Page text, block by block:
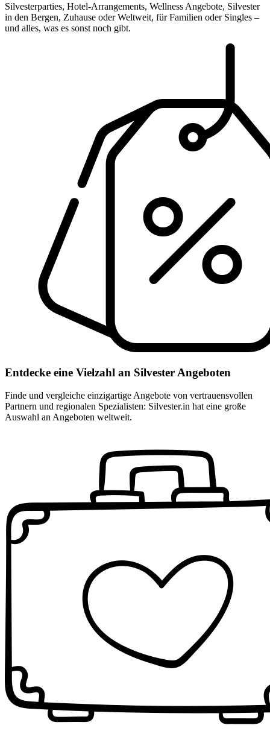
Silvesterparties, Hotel-Arrangements, Wellness Angebote, Silvester
in den Bergen, Zuhause oder Weltweit, für Familien oder Singles –
und alles, was es sonst noch gibt.
Entdecke eine Vielzahl an Silvester Angeboten
Finde und vergleiche einzigartige Angebote von vertrauensvollen
Partnern und regionalen Spezialisten: Silvester.in hat eine große
Auswahl an Angeboten weltweit.